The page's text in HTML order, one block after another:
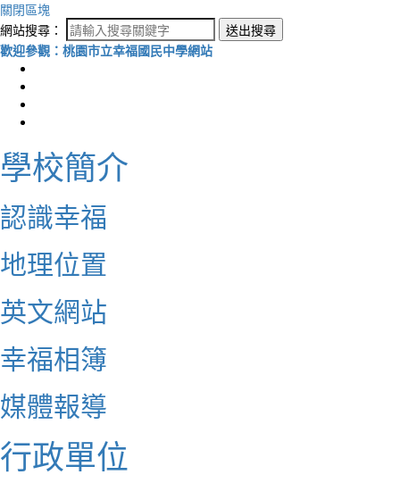
關閉區塊
網站搜尋：
送出搜尋
歡迎參觀：桃園市立幸福國民中學網站
學校簡介
認識幸福
地理位置
英文網站
幸福相簿
媒體報導
行政單位